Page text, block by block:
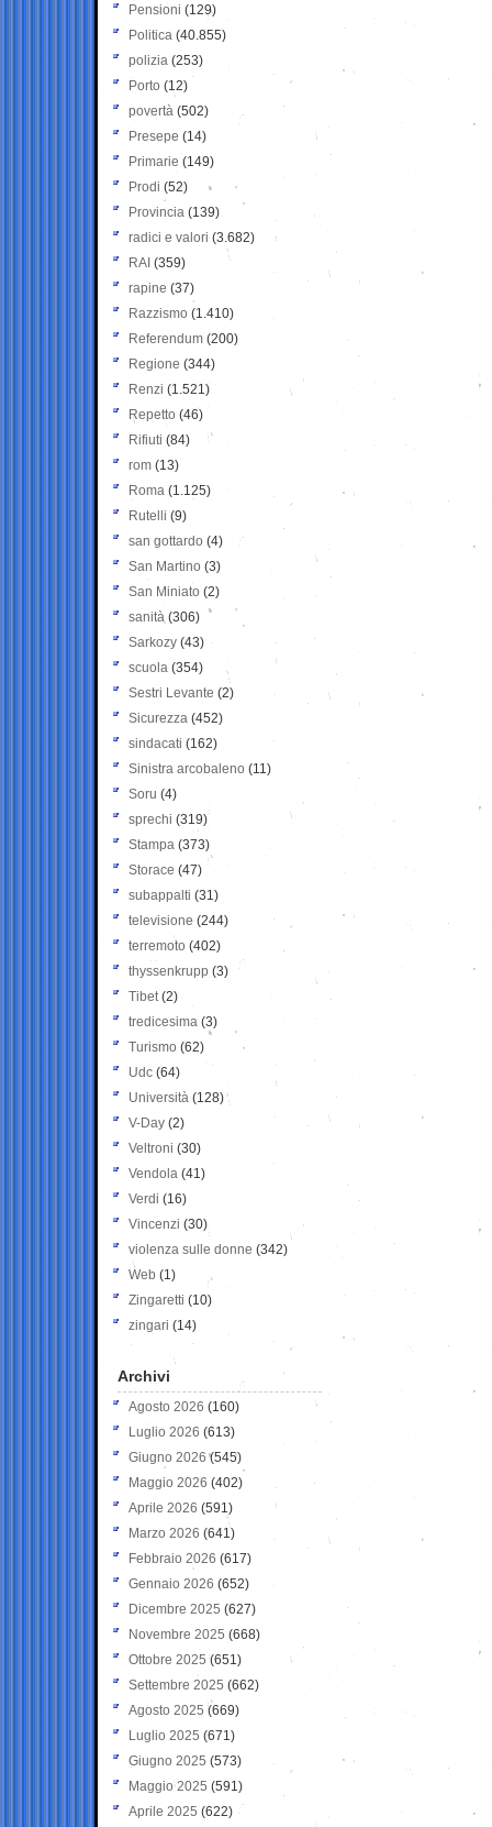
Pensioni (129)
Politica (40.855)
polizia (253)
Porto (12)
povertà (502)
Presepe (14)
Primarie (149)
Prodi (52)
Provincia (139)
radici e valori (3.682)
RAI (359)
rapine (37)
Razzismo (1.410)
Referendum (200)
Regione (344)
Renzi (1.521)
Repetto (46)
Rifiuti (84)
rom (13)
Roma (1.125)
Rutelli (9)
san gottardo (4)
San Martino (3)
San Miniato (2)
sanità (306)
Sarkozy (43)
scuola (354)
Sestri Levante (2)
Sicurezza (452)
sindacati (162)
Sinistra arcobaleno (11)
Soru (4)
sprechi (319)
Stampa (373)
Storace (47)
subappalti (31)
televisione(244)
terremoto (402)
thyssenkrupp (3)
Tibet(2)
tredicesima (3)
Turismo (62)
Udc (64)
Università (128)
V-Day (2)
Veltroni (30)
Vendola (41)
Verdi (16)
Vincenzi (30)
violenza sulle donne (342)
Web (1)
Zingaretti (10)
zingari (14)
Archivi
Agosto 2026 (160)
Luglio 2026 (613)
Giugno 2026 (545)
Maggio 2026 (402)
Aprile 2026 (591)
Marzo 2026 (641)
Febbraio 2026 (617)
Gennaio 2026 (652)
Dicembre 2025 (627)
Novembre 2025 (668)
Ottobre 2025 (651)
Settembre 2025 (662)
Agosto 2025 (669)
Luglio 2025 (671)
Giugno 2025 (573)
Maggio 2025 (591)
Aprile 2025 (622)